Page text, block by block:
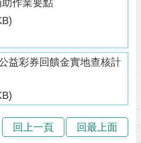
作業要點
益彩券回饋金實地查核計
回上一頁 回最上面